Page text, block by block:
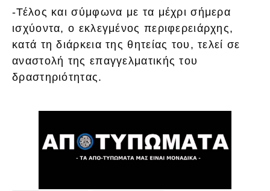
-Τέλος και σύμφωνα με τα μέχρι σήμερα
ισχύοντα, ο εκλεγμένος περιφερειάρχης,
κατά τη διάρκεια της θητείας του, τελεί σε
αναστολή της επαγγελματικής του
δραστηριότητας.